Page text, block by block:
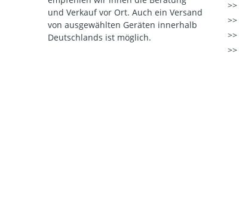
und Verkauf vor Ort. Auch ein Versand
von ausgewählten Geräten innerhalb
Deutschlands ist möglich.